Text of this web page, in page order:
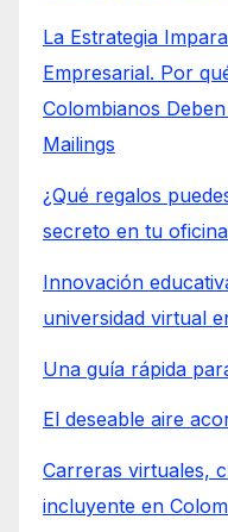
La Estrategia
Empresarial. Por
Colombianos
Mailings
¿Qué regalos
secreto en tu
Innovación
universidad virtual
Una guía rápida
El deseable aire
Carreras virtuales,
incluyente en